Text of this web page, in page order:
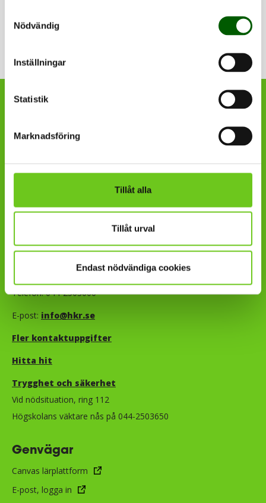
Nödvändig
Inställningar
Statistik
Marknadsföring
Tillåt alla
Tillåt urval
Endast nödvändiga cookies
University Alliance, ett
europeiska universitet.
Telefon: 044-2503000
E-post: info@hkr.se
Fler kontaktuppgifter
Hitta hit
Trygghet och säkerhet​​​​​​​​​​​
Vid nödsituation, ring 112
Högskolans väktare nås på 044-2503650
Genvägar
Canvas lärplattform
E-post, logga in